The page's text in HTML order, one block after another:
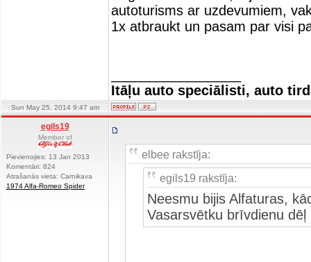
autoturisms ar uzdevumiem,
1x atbraukt un pasam par visi
Itāļu auto speciālisti, auto
Sun May 25, 2014 9:47 am
egils19
Member of
Pievienojies: 13 Jan 2013
Komentāri: 824
Atrašanās vieta: Carnikava
1974 Alfa-Romeo Spider
elbee rakstīja:
egils19 rakstīja:
Neesmu bijis Alfaturas,
Vasarsvētku brīvdienu